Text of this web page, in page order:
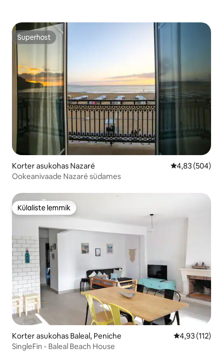
Superhost
Superhost
Korter asukohas Nazaré Keskmine
4,83 (504)
Ookeanivaade Nazaré südames
Külaliste lemmik
Külaliste lemmik
Korter asukohas Baleal, Peniche Keskmine
4,93 (112)
SingleFin - Baleal Beach House